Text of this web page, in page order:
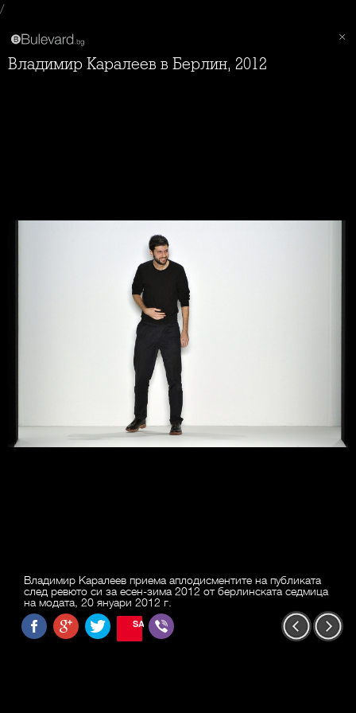
/
Владимир Каралеев в Берлин, 2012
Владимир Каралеев приема аплодисментите на публиката
след ревюто си за есен-зима 2012 от берлинската седмица
на модата, 20 януари 2012 г.
SAVE